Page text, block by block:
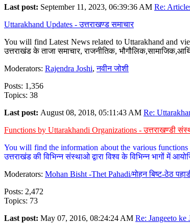
Last post: September 11, 2023, 06:39:36 AM Re:
Uttarakhand Updates - उत्तराखण्ड समाचार
You will find Latest News related to Uttarakhand and
उत्तराखंड के ताजा समाचार, राजनीतिक,
Moderators: Rajendra Joshi,नवीन जोशी
Posts: 1,356
Topics: 38
Last post: August 08, 2018, 05:11:43 AM Re:
Functions by Uttarakhandi Organizations - उत्तराखण्डी
You will find the information about the various
उत्तराखंड की विभिन्न संस्थाओ द्वारा विश्व के विभिन्न भागों
Moderators: Mohan Bisht -Thet Pahadi/मोहन बिष्ट-ठेठ
Posts: 2,472
Topics: 73
Last post: May 07, 2016, 08:24:24 AM Re: Jangeeto ke